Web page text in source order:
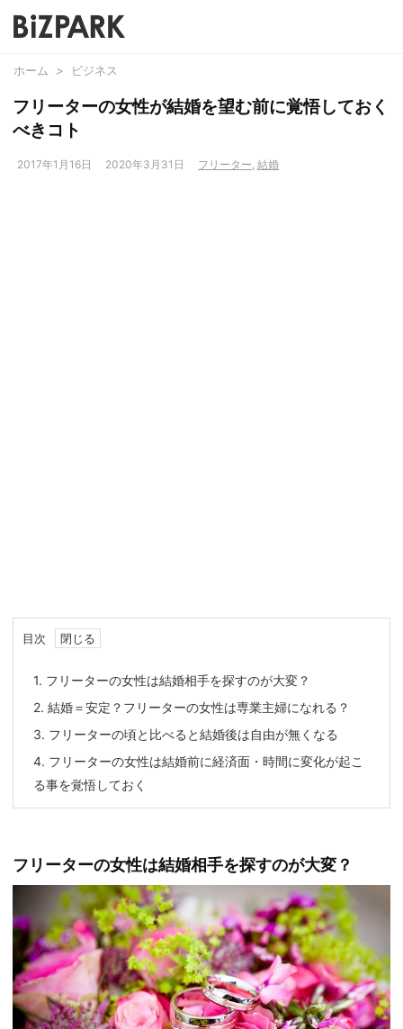
ホーム > ビジネス
フリーターの女性が結婚を望む前に覚悟しておく
べきコト
2017年1月16日 2020年3月31日 フリーター, 結婚
目次
1. フリーターの女性は結婚相手を探すのが大変？
2. 結婚＝安定？フリーターの女性は専業主婦になれる？
3. フリーターの頃と比べると結婚後は自由が無くなる
4. フリーターの女性は結婚前に経済面・時間に変化が起こ
る事を覚悟しておく
フリーターの女性は結婚相手を探すのが大変？